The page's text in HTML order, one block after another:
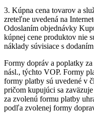
3. Kúpna cena tovarov a
zreteľne uvedená na
Odoslaním objednávky
kúpnej cene produktov nie
náklady súvisiace s
Formy dopráv a poplatky
násl., týchto VOP. Formy
formy platby sú uvedené v
pričom kupujúci sa
za zvolenú formu platby
podľa zvolenej formy